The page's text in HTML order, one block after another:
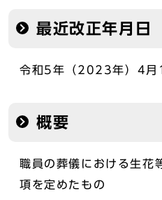
最近改正年月日
令和5年（2023年）4月
概要
職員の葬儀における生花
項を定めたもの